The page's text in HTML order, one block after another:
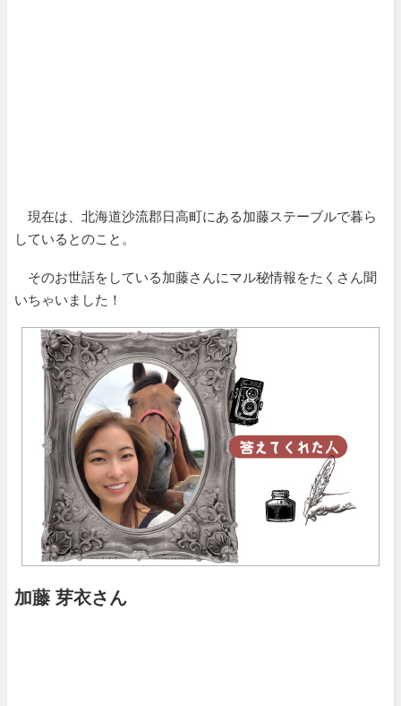
現在は、北海道沙流郡日高町にある加藤ステーブルで暮ら
しているとのこと。
そのお世話をしている加藤さんにマル秘情報をたくさん聞
いちゃいました！
加藤 芽衣さん